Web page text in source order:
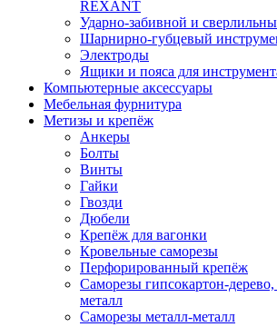
REXANT
Ударно-забивной и
Шарнирно-губцевый
Электроды
Ящики и пояса для
Компьютерные аксессуары
Мебельная фурнитура
Метизы и крепёж
Анкеры
Болты
Винты
Гайки
Гвозди
Дюбели
Крепёж для вагонки
Кровельные саморезы
Перфорированный крепёж
Саморезы гипсокартон-
металл
Саморезы металл-металл